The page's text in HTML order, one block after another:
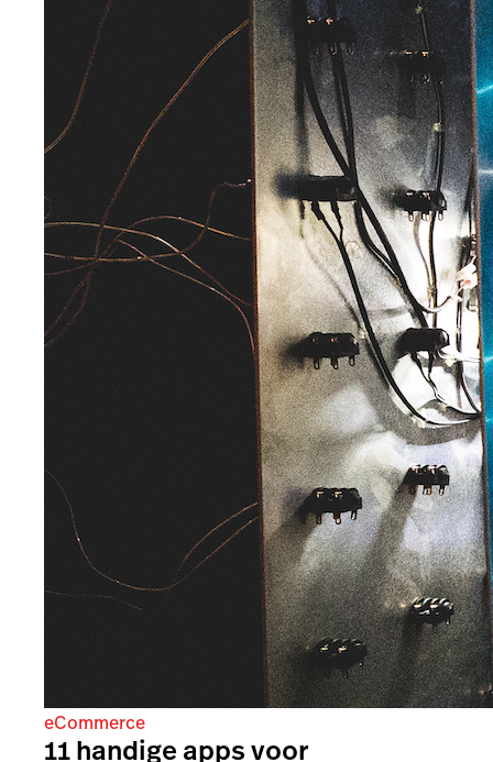
eCommerce
11 handige apps voor